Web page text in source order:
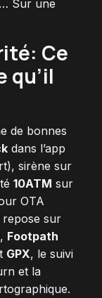
Sur une
Ce
qu’il
de bonnes
dans l’app
sirène sur
10ATM sur
OTA
repose sur
, Footpath
GPX, le suivi
et la